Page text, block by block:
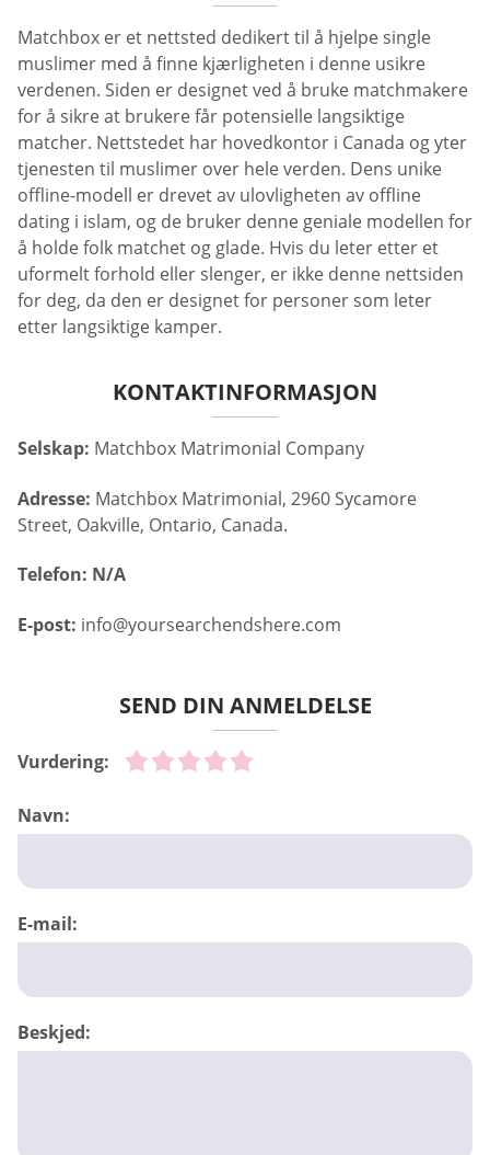
Matchbox er et nettsted dedikert til å hjelpe single
muslimer med å finne kjærligheten i denne usikre
verdenen. Siden er designet ved å bruke matchmakere
for å sikre at brukere får potensielle langsiktige
matcher. Nettstedet har hovedkontor i Canada og yter
tjenesten til muslimer over hele verden. Dens unike
offline-modell er drevet av ulovligheten av offline
dating i islam, og de bruker denne geniale modellen for
å holde folk matchet og glade. Hvis du leter etter et
uformelt forhold eller slenger, er ikke denne nettsiden
for deg, da den er designet for personer som leter
etter langsiktige kamper.
KONTAKTINFORMASJON
Selskap: Matchbox Matrimonial Company
Adresse: Matchbox Matrimonial, 2960 Sycamore
Street, Oakville, Ontario, Canada.
Telefon: N/A
E-post: info@yoursearchendshere.com
SEND DIN ANMELDELSE
Vurdering:
Navn:
E-mail:
Beskjed: